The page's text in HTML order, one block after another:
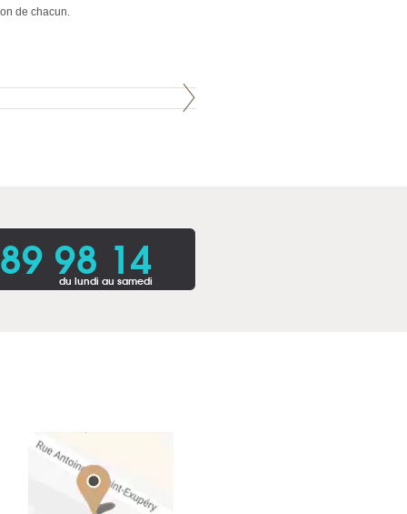
de chacun.
98 14
du lundi au samedi